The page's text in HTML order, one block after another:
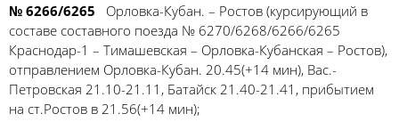
№ 6266/6265 Орловка-Кубан. – Ростов (курсирующий в
составе составного поезда № 6270/6268/6266/6265
Краснодар-1 – Тимашевская – Орловка-Кубанская – Ростов),
отправлением Орловка-Кубан. 20.45(+14 мин), Вас.-
Петровская 21.10-21.11, Батайск 21.40-21.41, прибытием
на ст.Ростов в 21.56(+14 мин);